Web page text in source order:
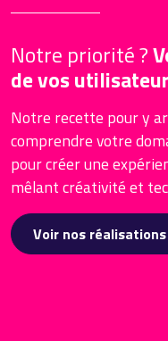
Notre priorité ?
de vos
Notre recette pour y
comprendre votre
pour créer une
mêlant créativité et
Voir nos réalisations